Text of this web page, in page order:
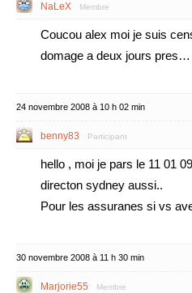
NaLeX Membre
Coucou alex moi je suis
domage a deux jours pres…
24 novembre 2008 à 10 h 02 min
benny83 Participant
hello , moi je pars le 11 01
directon sydney aussi..
Pour les assuranes si vs
30 novembre 2008 à 11 h 30 min
Marjorie55 Membre